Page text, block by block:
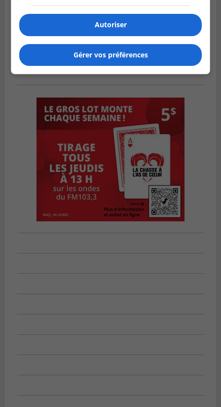
Autoriser
Gérer vos préférences